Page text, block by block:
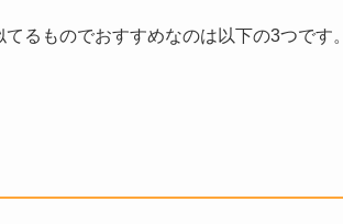
るものでおすすめなのは以下の3つです。